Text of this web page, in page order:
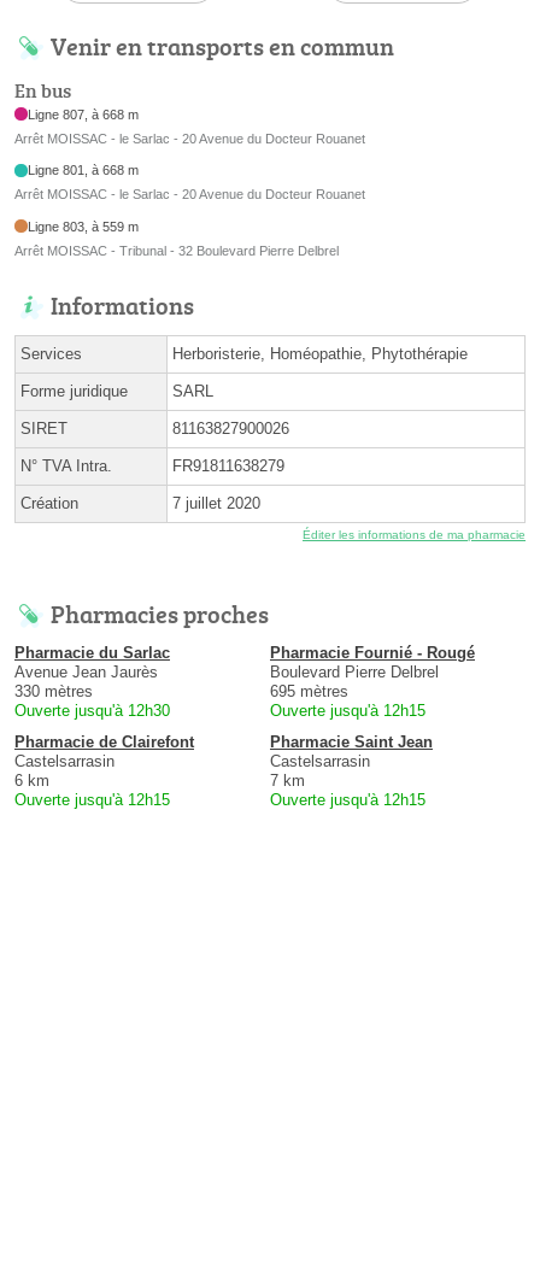
Venir en transports en commun
En bus
Ligne 807, à 668 m
Arrêt MOISSAC - le Sarlac - 20 Avenue du Docteur Rouanet
Ligne 801, à 668 m
Arrêt MOISSAC - le Sarlac - 20 Avenue du Docteur Rouanet
Ligne 803, à 559 m
Arrêt MOISSAC - Tribunal - 32 Boulevard Pierre Delbrel
Informations
Services Herboristerie, Homéopathie, Phytothérapie
Forme juridique SARL
SIRET 81163827900026
N° TVA Intra. FR91811638279
Création 7 juillet 2020
Éditer les informations de ma pharmacie
Pharmacies proches
Pharmacie du Sarlac
Avenue Jean Jaurès
330 mètres
Ouverte jusqu'à 12h30
Pharmacie Fournié - Rougé
Boulevard Pierre Delbrel
695 mètres
Ouverte jusqu'à 12h15
Pharmacie de Clairefont
Castelsarrasin
6 km
Ouverte jusqu'à 12h15
Pharmacie Saint Jean
Castelsarrasin
7 km
Ouverte jusqu'à 12h15